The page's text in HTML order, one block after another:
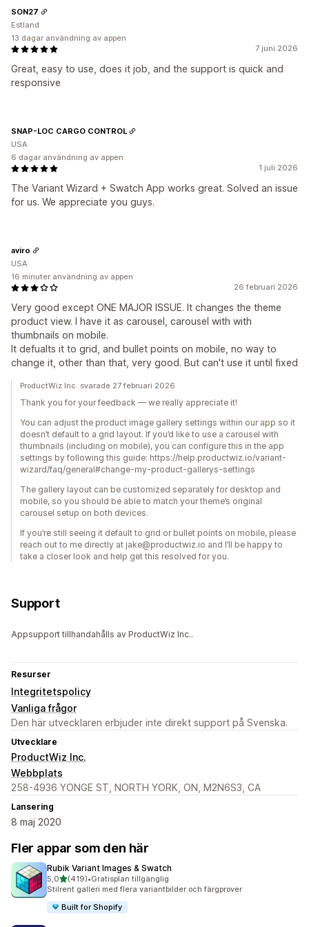
7 juni 2026
Great, easy to use, does it job, and the support is quick and
responsive
SON27
Estland
13 dagar användning av appen
1 juli 2026
The Variant Wizard + Swatch App works great. Solved an issue
for us. We appreciate you guys.
SNAP-LOC CARGO CONTROL
USA
6 dagar användning av appen
26 februari 2026
Very good except ONE MAJOR ISSUE. It changes the theme
product view. I have it as carousel, carousel with with
thumbnails on mobile.
It defualts it to grid, and bullet points on mobile, no way to
change it, other than that, very good. But can't use it until fixed
aviro
USA
16 minuter användning av appen
ProductWiz Inc. svarade 27 februari 2026
Thank you for your feedback — we really appreciate it!
You can adjust the product image gallery settings within our app so it
doesn’t default to a grid layout. If you’d like to use a carousel with
thumbnails (including on mobile), you can configure this in the app
settings by following this guide: https://help.productwiz.io/variant-
wizard/faq/general#change-my-product-gallerys-settings
The gallery layout can be customized separately for desktop and
mobile, so you should be able to match your theme’s original
carousel setup on both devices.
If you’re still seeing it default to grid or bullet points on mobile, please
reach out to me directly at jake@productwiz.io and I’ll be happy to
take a closer look and help get this resolved for you.
Support
Appsupport tillhandahålls av ProductWiz Inc..
Resurser
Integritetspolicy
Vanliga frågor
Den här utvecklaren erbjuder inte direkt support på Svenska.
Utvecklare
ProductWiz Inc.
Webbplats
258-4936 YONGE ST, NORTH YORK, ON, M2N6S3, CA
Lansering
8 maj 2020
Fler appar som den här
Rubik Variant Images & Swatch
5,0av 5 stjärnor
(419)
419 recensioner totalt
•Gratisplan tillgänglig
Stilrent galleri med flera variantbilder och färgprover
Built for Shopify